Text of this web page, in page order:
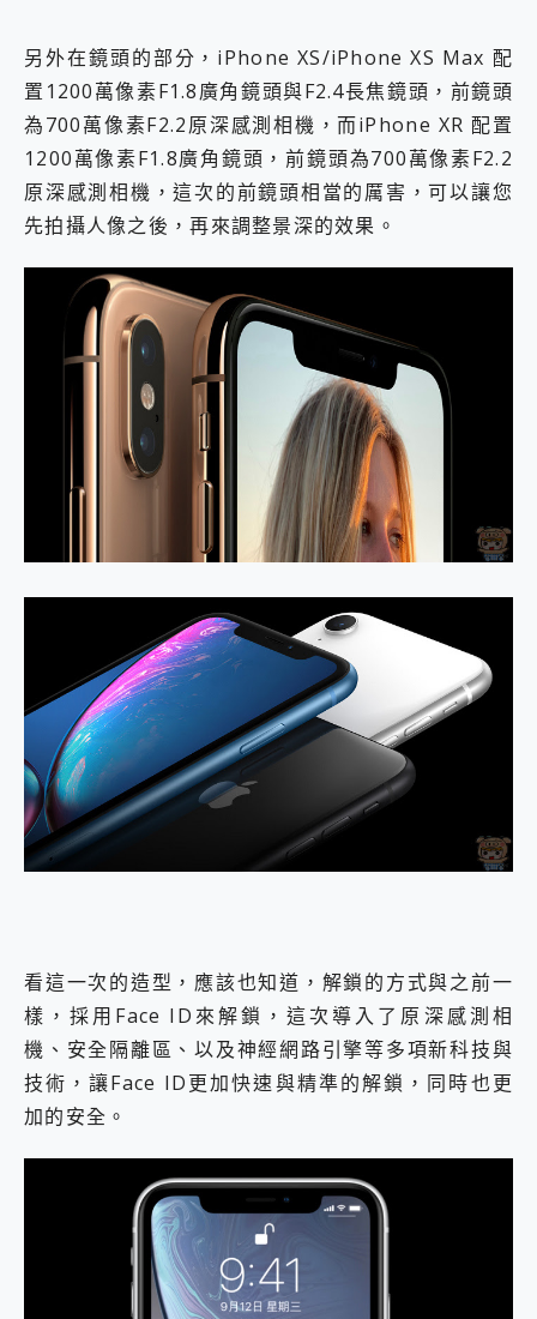
另外在鏡頭的部分，iPhone XS/iPhone XS Max 配
置1200萬像素F1.8廣角鏡頭與F2.4長焦鏡頭，前鏡頭
為700萬像素F2.2原深感測相機，而iPhone XR 配置
1200萬像素F1.8廣角鏡頭，前鏡頭為700萬像素F2.2
原深感測相機，這次的前鏡頭相當的厲害，可以讓您
先拍攝人像之後，再來調整景深的效果。
看這一次的造型，應該也知道，解鎖的方式與之前一
樣，採用Face ID來解鎖，這次導入了原深感測相
機、安全隔離區、以及神經網路引擎等多項新科技與
技術，讓Face ID更加快速與精準的解鎖，同時也更
加的安全。